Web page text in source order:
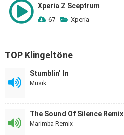
Xperia Z Sceptrum
67 Xperia
TOP Klingeltöne
Stumblin’ In
Musik
The Sound Of Silence Remix
Marimba Remix